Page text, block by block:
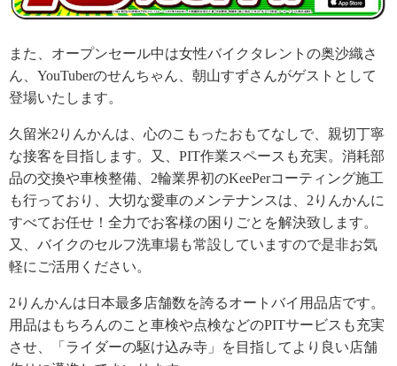
また、オープンセール中は女性バイクタレントの奥沙織さ
ん、YouTuberのせんちゃん、朝山すずさんがゲストとして
登場いたします。
久留米2りんかんは、心のこもったおもてなしで、親切丁寧
な接客を目指します。又、PIT作業スペースも充実。消耗部
品の交換や車検整備、2輪業界初のKeePerコーティング施工
も行っており、大切な愛車のメンテナンスは、2りんかんに
すべてお任せ！全力でお客様の困りごとを解決致します。
又、バイクのセルフ洗車場も常設していますので是非お気
軽にご活用ください。
2りんかんは日本最多店舗数を誇るオートバイ用品店です。
用品はもちろんのこと車検や点検などのPITサービスも充実
させ、「ライダーの駆け込み寺」を目指してより良い店舗